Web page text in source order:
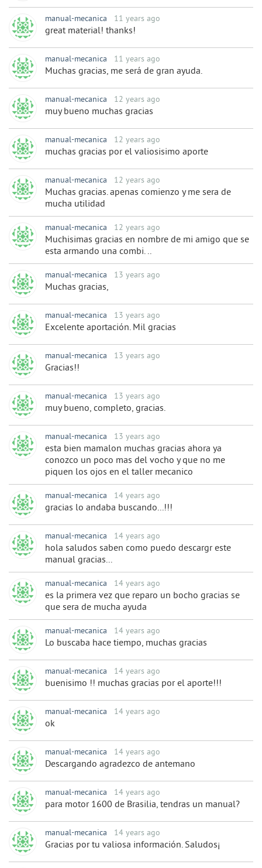
manual-mecanica 11 years ago
great material! thanks!
manual-mecanica 11 years ago
Muchas gracias, me será de gran ayuda.
manual-mecanica 12 years ago
muy bueno muchas gracias
manual-mecanica 12 years ago
muchas gracias por el valiosisimo aporte
manual-mecanica 12 years ago
Muchas gracias. apenas comienzo y me sera de
mucha utilidad
manual-mecanica 12 years ago
Muchisimas gracias en nombre de mi amigo que se
esta armando una combi. ..
manual-mecanica 13 years ago
Muchas gracias,
manual-mecanica 13 years ago
Excelente aportación. Mil gracias
manual-mecanica 13 years ago
Gracias!!
manual-mecanica 13 years ago
muy bueno, completo, gracias.
manual-mecanica 13 years ago
esta bien mamalon muchas gracias ahora ya
conozco un poco mas del vocho y que no me
piquen los ojos en el taller mecanico
manual-mecanica 14 years ago
gracias lo andaba buscando...!!!
manual-mecanica 14 years ago
hola saludos saben como puedo descargr este
manual gracias...
manual-mecanica 14 years ago
es la primera vez que reparo un bocho gracias se
que sera de mucha ayuda
manual-mecanica 14 years ago
Lo buscaba hace tiempo, muchas gracias
manual-mecanica 14 years ago
buenisimo !! muchas gracias por el aporte!!!
manual-mecanica 14 years ago
ok
manual-mecanica 14 years ago
Descargando agradezco de antemano
manual-mecanica 14 years ago
para motor 1600 de Brasilia, tendras un manual?
manual-mecanica 14 years ago
Gracias por tu valiosa información. Saludos¡